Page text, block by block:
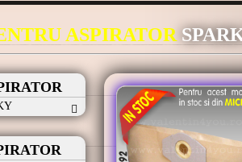
ASPIRATOR